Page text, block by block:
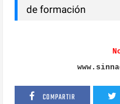
de formación
COMPARTIR